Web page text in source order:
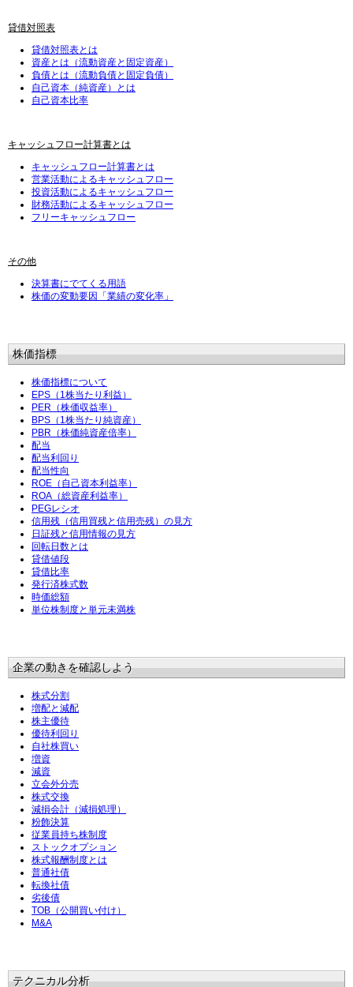
貸借対照表
貸借対照表とは
資産とは（流動資産と固定資産）
負債とは（流動負債と固定負債）
自己資本（純資産）とは
自己資本比率
キャッシュフロー計算書とは
キャッシュフロー計算書とは
営業活動によるキャッシュフロー
投資活動によるキャッシュフロー
財務活動によるキャッシュフロー
フリーキャッシュフロー
その他
決算書にでてくる用語
株価の変動要因「業績の変化率」
株価指標
株価指標について
EPS（1株当たり利益）
PER（株価収益率）
BPS（1株当たり純資産）
PBR（株価純資産倍率）
配当
配当利回り
配当性向
ROE（自己資本利益率）
ROA（総資産利益率）
PEGレシオ
信用残（信用買残と信用売残）の見方
日証残と信用情報の見方
回転日数とは
貸借値段
貸借比率
発行済株式数
時価総額
単位株制度と単元未満株
企業の動きを確認しよう
株式分割
増配と減配
株主優待
優待利回り
自社株買い
増資
減資
立会外分売
株式交換
減損会計（減損処理）
粉飾決算
従業員持ち株制度
ストックオプション
株式報酬制度とは
普通社債
転換社債
劣後債
TOB（公開買い付け）
M&A
テクニカル分析